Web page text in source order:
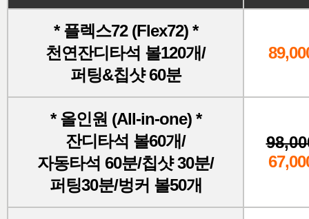
* 플렉스72 (Flex72) *
천연잔디타석 볼120개/
퍼팅&칩샷 60분
* 올인원 (All-in-one) *
잔디타석 볼60개/
자동타석 60분/칩샷 30분/
퍼팅30분/벙커 볼50개